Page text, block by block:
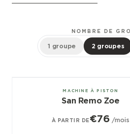
NOMBRE DE
1 groupe 2 groupes
1, 2, 3 groupesMACHINE À PISTON
San Remo Zoe
À PARTIR DE€76 /mois